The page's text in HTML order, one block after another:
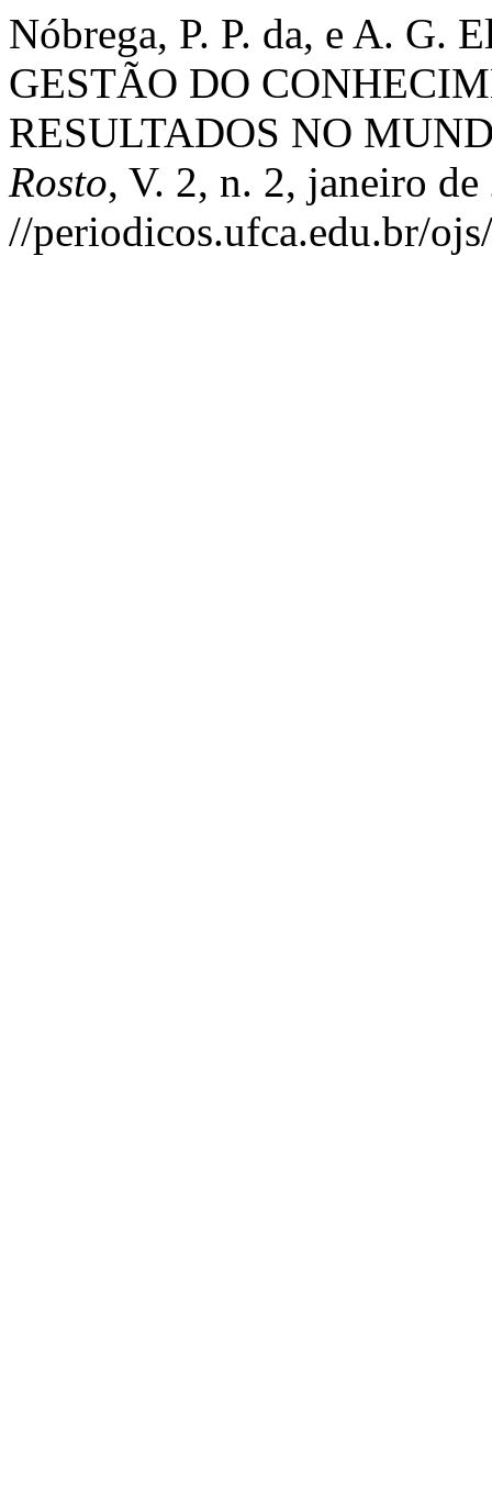
Nóbrega, P. P. da, e A.
GESTÃO DO
RESULTADOS NO
Rosto, V. 2, n. 2, janeiro
//periodicos.ufca.edu.br/